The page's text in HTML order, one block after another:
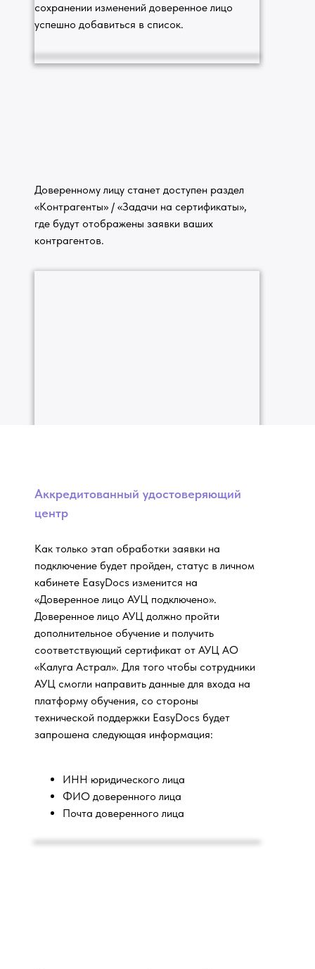
сохранении изменений доверенное лицо
успешно добавиться в список.
Доверенному лицу станет доступен раздел
«Контрагенты» / «Задачи на сертификаты»,
где будут отображены заявки ваших
контрагентов.
Аккредитованный удостоверяющий
центр
Как только этап обработки заявки на
подключение будет пройден, статус в личном
кабинете EasyDocs изменится на
«Доверенное лицо АУЦ подключено».
Доверенное лицо АУЦ должно пройти
дополнительное обучение и получить
соответствующий сертификат от АУЦ АО
«Калуга Астрал». Для того чтобы сотрудники
АУЦ смогли направить данные для входа на
платформу обучения, со стороны
технической поддержки EasyDocs будет
запрошена следующая информация:
ИНН юридического лица
ФИО доверенного лица
Почта доверенного лица